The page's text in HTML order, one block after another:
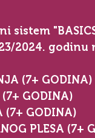
sistem
2024. godinu
(7+ GODINA)
(7+ GODINA)
(7+ GODINA)
PLESA (7+